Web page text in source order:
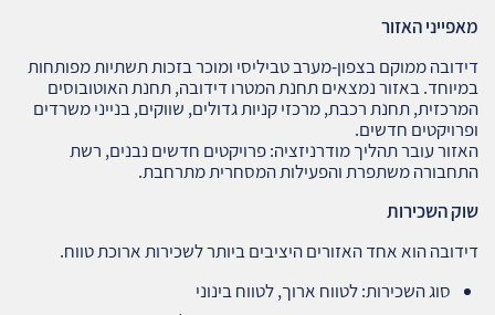
מאפייני האזור
דידובה ממוקם בצפון‑מערב טביליסי ומוכר בזכות תשתיות מפותחות
במיוחד. באזור נמצאים תחנת המטרו דידובה, תחנת האוטובוסים
המרכזית, תחנת רכבת, מרכזי קניות גדולים, שווקים, בנייני משרדים
ופרויקטים חדשים.
האזור עובר תהליך מודרניזציה: פרויקטים חדשים נבנים, רשת
התחבורה משתפרת והפעילות המסחרית מתרחבת.
שוק השכירות
דידובה הוא אחד האזורים היציבים ביותר לשכירות ארוכת טווח.
סוג השכירות: לטווח ארוך, לטווח בינוני